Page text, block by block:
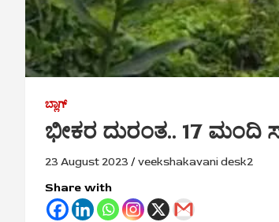
ಬ್ಲಾಗ್
ಭೀಕರ ದುರಂತ.. 17 ಮಂದಿ
23 August 2023 veekshakavani desk2
Share with